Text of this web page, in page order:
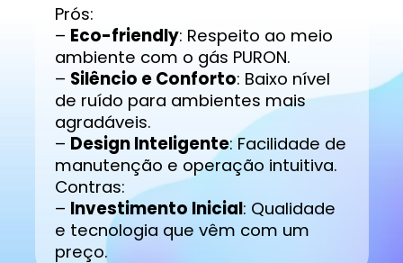
Prós:
– Eco-friendly: Respeito ao meio
ambiente com o gás PURON.
– Silêncio e Conforto: Baixo nível
de ruído para ambientes mais
agradáveis.
– Design Inteligente: Facilidade de
manutenção e operação intuitiva.
Contras:
– Investimento Inicial: Qualidade
e tecnologia que vêm com um
preço.